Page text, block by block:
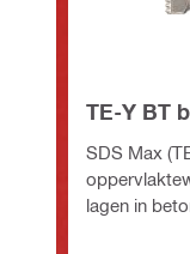
TE-Y BT
SDS Max
lagen in